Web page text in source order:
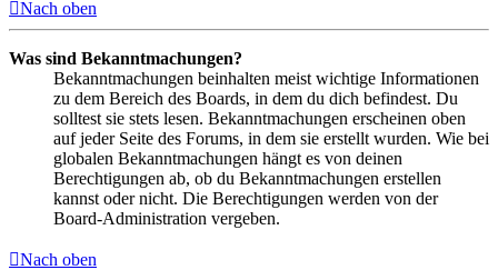
Nach oben
Was sind Bekanntmachungen?
Bekanntmachungen beinhalten meist wichtige Informationen
zu dem Bereich des Boards, in dem du dich befindest. Du
solltest sie stets lesen. Bekanntmachungen erscheinen oben
auf jeder Seite des Forums, in dem sie erstellt wurden. Wie bei
globalen Bekanntmachungen hängt es von deinen
Berechtigungen ab, ob du Bekanntmachungen erstellen
kannst oder nicht. Die Berechtigungen werden von der
Board-Administration vergeben.
Nach oben